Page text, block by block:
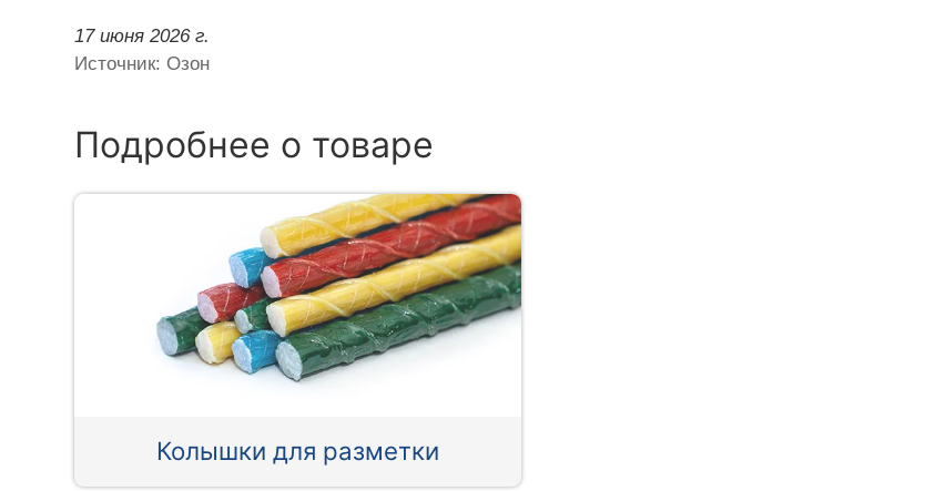
17 июня 2026 г.
Источник: Озон
Подробнее о товаре
Колышки для разметки